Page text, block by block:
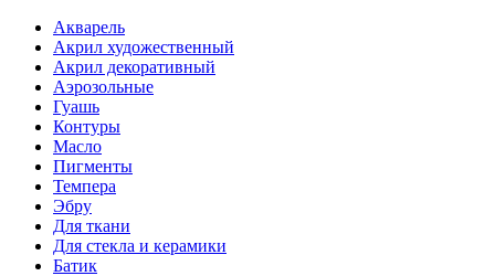
Акварель
Акрил художественный
Акрил декоративный
Аэрозольные
Гуашь
Контуры
Масло
Пигменты
Темпера
Эбру
Для ткани
Для стекла и керамики
Батик